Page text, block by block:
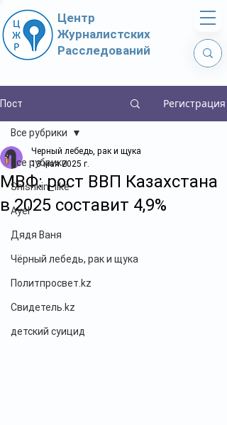
Центр
Журналистских
Расследований
Пост Регистрация
Все рубрики
Shishkin_like
Ayel
Дядя Ваня
Чёрный лебедь, рак и щука
Политпросвет.kz
Свидетель.kz
детский суицид
Все рубрики
МВФ: рост ВВП Казахстана
в 2025 составит 4,9%
Черный лебедь, рак и щука
13 мая 2025 г.